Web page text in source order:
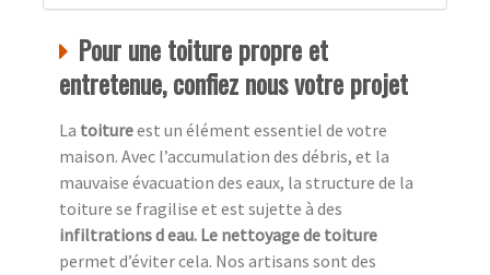
Pour une toiture propre et
entretenue, confiez nous votre projet
La toitureest un élément essentiel de votre
maison. Avec l’accumulation des débris, et la
mauvaise évacuation des eaux, la structure de la
toiture se fragilise et est sujette à des
infiltrations d eau. Le nettoyage de toiture
permet d’éviter cela. Nos artisans sont des